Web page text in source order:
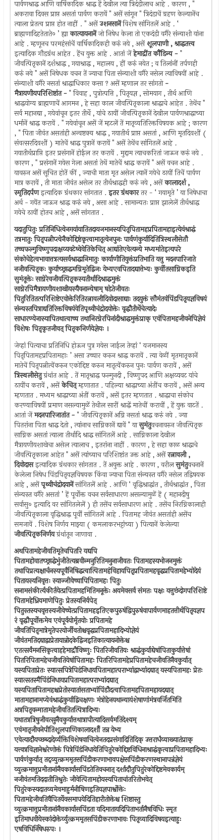
पार्वणश्राद्ध आणि वार्षिकादिक श्राद्ध हें देखील त्या त्रिदंडीलाच आहे . कारण , "
अकरावा दिवस प्राप्त असतां पार्वण करावें " असें सांगून " त्रिदंडाचें ग्रहण केल्यानेंच
त्याला प्रेतत्व प्राप्त होत नाहीं . " असेंउशनसानेंविशेष सांगितलें आहे . ‘
ब्राह्मणादिहतेताते० ’ ह्याकात्यायनानेंजो निषेध केला तो एकदंडी वगैरे संन्याशी यांना
आहे . म्हणूनच परमहंसांचें वार्षिकादिकही करुं नये , असेंशूलपाणी , श्राद्धतत्त्व
इत्यादिक गौडग्रंथ आहेत . हेंच युक्त आहे . आतां जेंहेमाद्रींत कौंडिन्य -"
जीवत्पितृकानें दर्शश्राद्ध , गयाश्राद्ध , महालय , हीं करुं नयेत ; व तिलांनीं तर्पणही
करुं नये " असें निषेधक वचन तें ज्याचा पिता संन्याशी वगैरे नसेल त्याविषयीं आहे .
संन्याशी वगैरे नसतां श्राद्धाधिकार कसा ? असें म्हणाल तर सांगतो-
मैत्रायणीयपरिशिष्टांत -" विवाह , पुत्रोत्पत्ति , पितृयज्ञ , सोमयाग , तीर्थ आणि
श्राद्धयोग्य ब्राह्मणाचें आगमन , हे सहा काल जीवत्पितृकाला श्राद्धाचे आहेत . तेथेंच "
सर्व महानद्या , गयेवांचून इतर तीर्थे , यांचे ठायीं जीवत्पितृकानें देखील पार्वणश्राद्धाच्या
धर्मानें श्राद्ध करावें . " गयेवांचून असें जें म्हटलें तें मातृव्यतिरिक्तविषयक आहे ; कारण
, " पिता जीवंत असतांही अन्वष्टक्य श्राद्ध , गयातीर्थ प्राप्त असतां , आणि मृतदिवशीं (
संवत्सरदिवशीं ) मातेचें श्राद्ध पुत्रानें करावें " असें तेथेंच सांगितलें आहे .
गयातीर्थप्राप्ति इतर प्रसंगानें होईल तर करावें . मुद्दाम त्याचकरितां जाऊन करुं नये .
कारण , " प्रसंगानें गयेस गेला असतां तेथें मातेचें श्राद्ध करावें " असें वचन आहे .
यावरुन असें सूचित होतें कीं , ज्याची माता मृत असेल त्यानें गयेचे ठायीं तिचें पार्वण
मात्र करावें , ती माता जीवंत असेल तर तीर्थश्राद्धही करुं नये , असेंकालादर्श ,
स्मृतिदर्पणइत्यादिक ग्रंथकार सांगतात .इतर ग्रंथकारतर - ‘ गयामृते ’ या निषेधाचा
अर्थ - गयेंत जाऊन श्राद्ध करुं नये , असा आहे . सामान्यतः प्राप्त झालेलें तीर्थश्राद्ध
गयेचे ठायीं होतच आहे , असें सांगतात .
यदातुपितुः प्रतिनिधित्वेनगयांयातितदायजमानस्यपितृपितामहप्रपितामहाइत्येवंश्राद्धं
तत्रमातुः पितृपत्नीप्त्वेनैकोद्दिष्टंकृत्वामातृत्वेनपुनः पार्वणंकुर्यादितित्रिस्थलीसेतौ
तच्चफल्गुविष्णुपदाक्षय्यवटेष्वेवेतिकेचित् आद्यांतेएवेत्यन्ये मध्यमांतेइत्यपरे
संकोचेहेत्वभावात्तत्रत्यसर्वश्राद्धानिमातुः कार्याणीतियुक्तंप्रतिभाति यत्तु मदनपारिजाते
नजीवत्पितृकः कुर्याच्छ्राद्धमग्निमृतेद्विजः येभ्यएवपितादद्यात्तेभ्यः कुर्वीतसाग्निकइति
सुमंतूक्तेः साग्नेरेवजीवत्पितृकस्यतीर्थादिश्राद्धमुक्तं
साग्नेरपिमैत्रायणीयशाखीयस्यैवनान्येषाम् षडेतेजीवतः
पितुरितितत्परिशिष्टेएवोक्तेरितिरत्नावलीदिवोदासाद्याः तदयुक्तं सौमंतवंपिंडपितृयज्ञविषयं
संन्यस्तपित्राद्यतिरिक्तविषयंवेतिपृथ्वीचंद्रोदयोक्तेः वृद्धौतीर्थेचेत्यादेः
साधारण्येनास्यापितथात्वाच्च तथानिरग्नेरपिनांदीश्राद्धमुक्तंप्राक् एवंपितामहजीवनेपिज्ञेयं
विशेषः पितृकृतजीवत् पितृकनिर्णयेज्ञेयः ।
जेव्हां पित्याचा प्रतिनिधि होऊन पुत्र गयेस जाईल तेव्हां ‘ यजमानस्य
पितृपितामहप्रपितामहाः ’ असा उच्चार करुन श्राद्ध करावें . त्या वेळीं मृतमातृकानें
मातेचें पितृपत्नीत्वेंकरुन एकोद्दिष्ट करुन मातृत्वेंकरुन पुनः पार्वण करावें , असें
त्रिस्थलीसेतुग्रंथांत आहे . तें मातृश्राद्ध फल्गुनदी , विष्णुपद आणि अक्षय्यवट यांचे
ठायींच करावें , असेंकेचित्म्हणातात . पहिल्या श्राद्धाच्या अंतींच करावें , असें अन्य
म्हणतात . मध्यम श्राद्धाच्या अंतीं करावें , असें इतर म्हणतात . श्राद्धाचा संकोच
करण्याविषयीं प्रमाण नसल्यामुळें तेथील सारीं श्राद्धें मातेचीं करावीं , हें युक्त वाटतें .
आतां जेंमदनपारिजातांत -" जीवत्पितृकानें अग्नि नसतां श्राद्ध करुं नये . ज्या
पितरांना पिता श्राद्ध देतो , त्यांनाच साग्निकानें द्यावें " यासुमंतुवचनावरुन जीवत्पितृक
साग्निक असतां त्याला तीर्थादि श्राद्ध सांगितलें आहे . साग्निकाला देखील
मैत्रायणीयशाखेचा असेल त्यालाच , इतरांना नाहीं . कारण , हे सहा काळ श्राद्धाचे
जीवत्पितृकाला आहेत " असें त्यांच्याच परिशिष्टांत उक्त आहे , असेंरत्नावली ,
दिवोदासइत्यादिक ग्रंथकार सांगतात . तें अयुक्त आहे . कारण , वरीलसुमंतुवचनानें
केलेला निषेध पिंडपितृयज्ञविषयक किंवा ज्याचा पिता संन्यस्त वगैरे नसेल तद्विषयक
आहे , असेंपृथ्वीचंद्रोदयानेंसांगितलें आहे . आणि ‘ वृद्धिश्राद्धांत , तीर्थश्राद्धांत , पिता
संन्यस्त वगैरे असतां ’ हें पूर्वोक्त वचन सर्वसाधारण असल्यामुळें हें ( महानदीषु
सर्वासु० इत्यादि वर सांगितलेलें ) ही तसेंच सर्वसाधारण आहे . तसेंच निरग्निकालाही
जीवत्पितृकाला वृद्धिश्राद्ध पूर्वीं सांगितलें आहे . पितामह जीवंत असतांही असेंच
समजावें . विशेष निर्णय माझ्या ( कमलाकरभट्टांच्या ) पित्यानें केलेल्या
जीवत्पितृकनिर्णयग्रंथांतून जाणावा .
अथपितामहेजीवतिमृतेचपितरि यद्यपि
पितामहोवातच्छ्राद्धेभुंजीतेत्यब्रवीन्मनुरितिमनुनाजीवतः पितामहस्यभोजनमुक्तं
तथापिप्रत्यक्षार्चनस्यपूर्वंनिषिद्धत्वात्पितामहंविहायपितृप्रपितामहवृद्धप्रपितामहेभ्योदेयं
पितायस्यनिवृत्तः स्याज्जीवेच्चापिपितामहः पितुः
सनामसंकीर्त्यकीर्तयेत्प्रपितामहमितिमनूक्तेः अयमेवसर्व संमतः पक्षः यत्तुछंदोगपरिशिष्टे
पितामहेध्रियमाणेपितुः प्रेतस्यनिर्वपेत्
पितुस्तस्यचवृत्तस्यजीवेच्चेत्प्रपितामहइतिएकपुरुषंद्विपुरुषंवापार्वणमाहतत्तीर्थपितृयज्ञप
रं वृद्धौपूर्वोक्तमेव एवंपूर्वयोर्मृतयोः प्रपितामहे
जीवतिपितृमात्रेमृतेपरयोर्जीवतोश्चवृद्धप्रपितामहादिभ्योज्ञेयं
जीवंतमतिदद्याद्वाप्रेतायान्नोदकेद्विजइतिकात्यायनोक्तेश्च
एतत्सर्वंमनसिकृत्वाहहेमाद्रौविष्णुः पितरिजीवतियः श्राद्धंकुर्याद्येषांपिताकुर्यात्तेषां
पितरिपितामहेचजीवतियेषांपितामहः पितरिपितामहेप्रपितामहेचजीवतिनैवकुर्यात्
यस्यपिताप्रेतः स्यात्सपित्रेपिडंनिधायपितामहात्पराभ्यांद्वाभ्यांदद्यात् यस्यपितामहः प्रेतः
स्यात्सतस्मैपिंडंनिधायप्रपितामहात्पराभ्यांदद्यात्
यस्यपितापितामहश्चप्रेतोस्यातांसताभ्यांपिंडौदत्वापितामहपितामहायदद्यात्
मातामहानामप्येवंश्राद्धंकुर्याद्विचक्षणः मंत्रोहेनयथान्यायंशेषाणांमंत्रवर्जितमिति
अत्रपितृवन्मातामहेजीवतितत्पित्रादिभ्यः
यथातत्रत्रिषुजीवत्सुनैवकुर्यात्तथात्रापीत्यादिसर्वमतिदेश्यम्
एवंमातृजीवनेपीतिशूलपाणिकालादर्शौ तन्न येभ्य
एवेत्यादौयच्छब्दादेर्व्यक्तिविशेषवाचित्वेनतदप्रसंगादितिदिक् उत्तरार्धंव्याख्यातंप्राक्
यत्त्वत्रविज्ञानेश्वरेणोक्तं पित्रेपिंडंनिधायेतिपितुरेकोद्दिष्टविधिनाश्राद्धंकृत्वाप्रपितामहादिभ्यः
पार्वणंकुर्यात् तद्व्युत्क्रममृतसपिंडीकरणाभावपक्षेसपिंडीकरणस्थानापन्नंज्ञेयं
व्युत्क्रमात्तुप्रमीतानांनैवकार्यासपिंडतेतिवचनात् दर्शादौतुपितुरेकोद्दिष्टमेवकार्यम्
नजीवंतमतिददातीतिश्रुतेः जीवेत्पितामहोयस्यपिताचांतरितोभवेत्
पितुरेकस्यदातव्यमेवमाहुर्मनीषिणइतियज्ञपार्श्वोक्तेः
पितामहेजीवतिवैपितर्येवसमापयेदितिहारीतोक्तेश्च शिष्टास्तु
व्युत्क्रमात्तुप्रमीतानांनैवकार्यासपिंडता यदिमातायदिपिताभर्तानैषविधिः स्मृत
इतिमाधवीयेस्कांदोक्तेर्व्युत्क्रममृतसपिंडीकरणाभावः पितृव्यादिविषयइत्याहुः
एषविधिर्निषेधरुपः ।